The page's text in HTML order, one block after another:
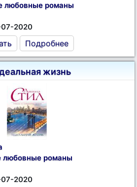
любовные романы
2020
Подробнее
жизнь
любовные романы
2020